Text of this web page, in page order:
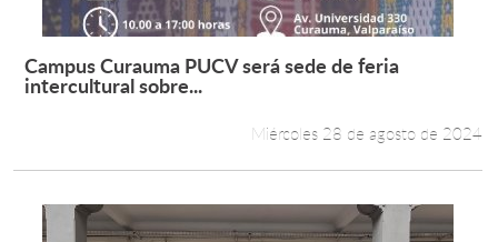
Leer más +
Campus Curauma PUCV será sede de feria
intercultural sobre...
Miércoles 28 de agosto de 2024